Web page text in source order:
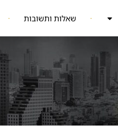
שאלות ותשובות